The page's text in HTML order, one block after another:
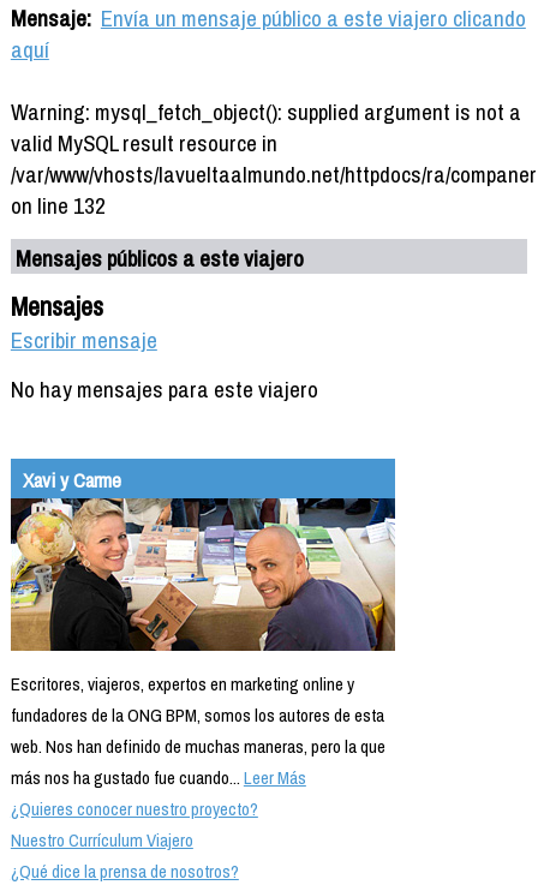
Mensaje: Envía un mensaje público a este viajero clicando
aquí
Warning: mysql_fetch_object(): supplied argument is not a
valid MySQL result resource in
/var/www/vhosts/lavueltaalmundo.net/httpdocs/ra/
on line 132
Mensajes públicos a este viajero
Mensajes
Escribir mensaje
No hay mensajes para este viajero
Xavi y Carme
Escritores, viajeros, expertos en marketing online y
fundadores de la ONG BPM, somos los autores de esta
web. Nos han definido de muchas maneras, pero la que
más nos ha gustado fue cuando...Leer Más
¿Quieres conocer nuestro proyecto?
Nuestro Currículum Viajero
¿Qué dice la prensa de nosotros?